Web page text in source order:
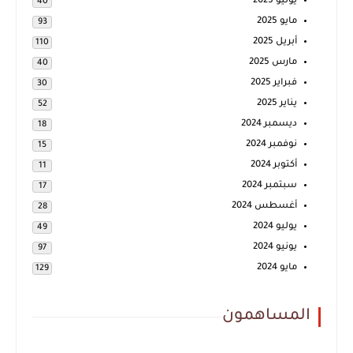
مايو 2025 93
أبريل 2025 110
مارس 2025 40
فبراير 2025 30
يناير 2025 52
ديسمبر 2024 18
نوفمبر 2024 15
أكتوبر 2024 11
سبتمبر 2024 17
أغسطس 2024 28
يوليو 2024 49
يونيو 2024 97
مايو 2024 129
المساهمون